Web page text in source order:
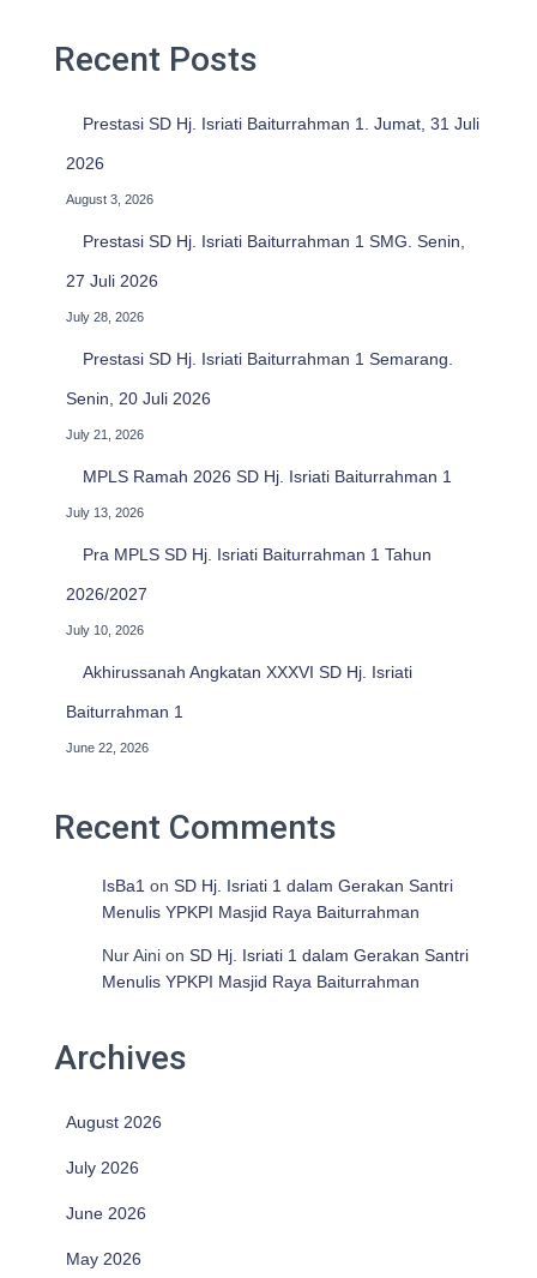
o
Recent Posts
Prestasi SD Hj. Isriati Baiturrahman 1. Jumat, 31 Juli
2026
August 3, 2026
Prestasi SD Hj. Isriati Baiturrahman 1 SMG. Senin,
27 Juli 2026
July 28, 2026
Prestasi SD Hj. Isriati Baiturrahman 1 Semarang.
Senin, 20 Juli 2026
July 21, 2026
MPLS Ramah 2026 SD Hj. Isriati Baiturrahman 1
July 13, 2026
Pra MPLS SD Hj. Isriati Baiturrahman 1 Tahun
2026/2027
July 10, 2026
Akhirussanah Angkatan XXXVI SD Hj. Isriati
Baiturrahman 1
June 22, 2026
Recent Comments
IsBa1 on SD Hj. Isriati 1 dalam Gerakan Santri
Menulis YPKPI Masjid Raya Baiturrahman
Nur Aini on SD Hj. Isriati 1 dalam Gerakan Santri
Menulis YPKPI Masjid Raya Baiturrahman
Archives
August 2026
July 2026
June 2026
May 2026